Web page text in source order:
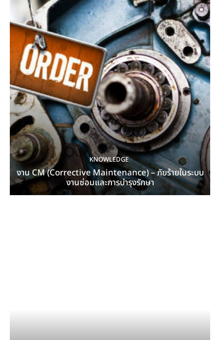
KNOWLEDGE
งาน CM (Corrective Maintenance) – ภัยร้ายในระบบ
งานซ่อมและการบำรุงรักษา